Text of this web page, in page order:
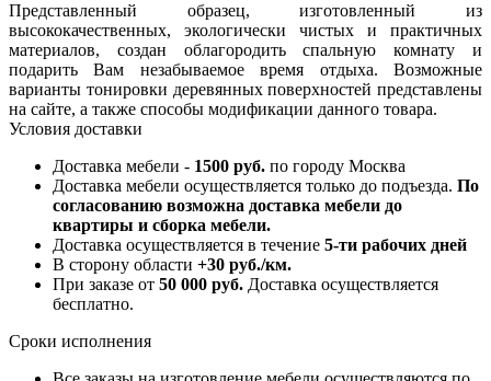
Представленный образец, изготовленный из
высококачественных, экологически чистых и практичных
материалов, создан облагородить спальную комнату и
подарить Вам незабываемое время отдыха. Возможные
варианты тонировки деревянных поверхностей представлены
на сайте, а также способы модификации данного товара.
Условия доставки
Доставка мебели - 1500 руб. по городу Москва
Доставка мебели осуществляется только до подъезда. По
согласованию возможна доставка мебели до
квартиры и сборка мебели.
Доставка осуществляется в течение 5-ти рабочих дней
В сторону области +30 руб./км.
При заказе от 50 000 руб. Доставка осуществляется
бесплатно.
Сроки исполнения